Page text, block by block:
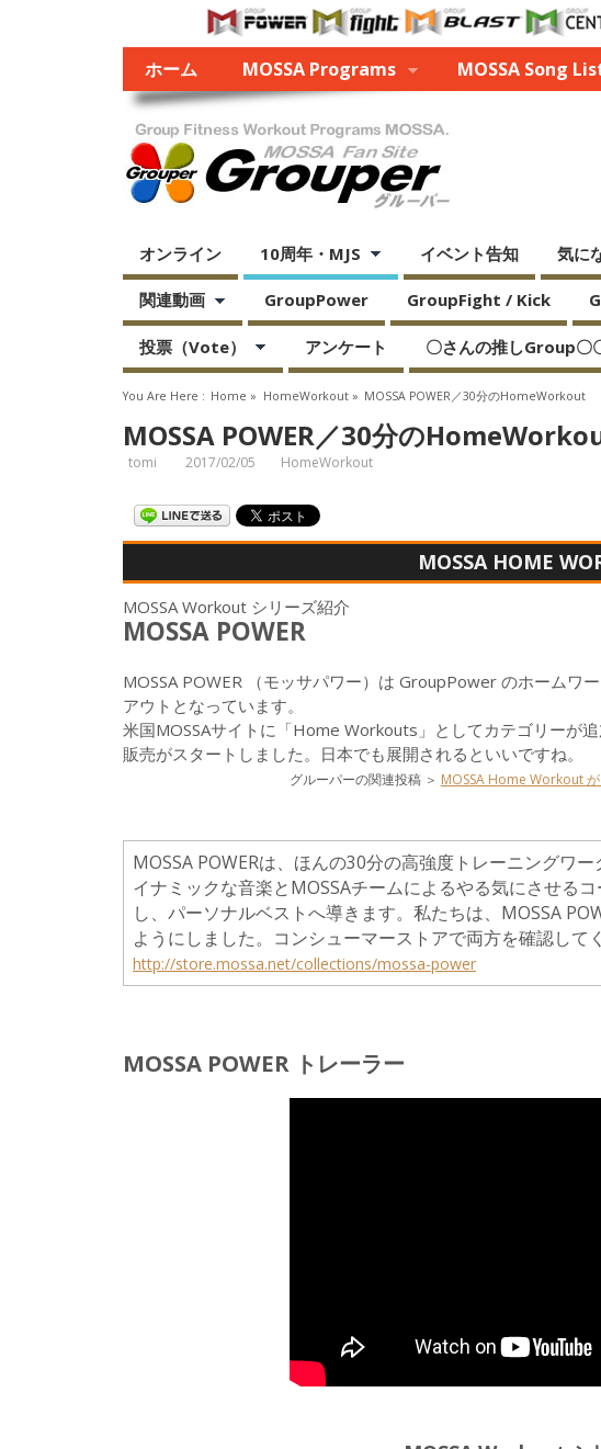
ホーム MOSSA Programs MOSSA Song
オンライン 10周年・MJS イベント告知 気に
関連動画 GroupPower GroupFight / Kick
投票（Vote） アンケート 〇さんの推しGroup〇
You Are Here : Home » HomeWorkout» MOSSA POWER／30分のHomeWorkout
MOSSA POWER／30分の
tomi 2017/02/05 HomeWorkout
MOSSA HOME
MOSSA Workout シリーズ紹介
MOSSA POWER
MOSSA POWER （モッサパワー）は GroupPower のホームワ
アウトとなっています。
米国MOSSAサイトに「Home Workouts」としてカテゴリーが
販売がスタートしました。日本でも展開されるといいですね。
グルーパーの関連投稿 ＞ MOSSA Home Workout
MOSSA POWERは、ほんの30分の高強度トレーニングワ
イナミックな音楽とMOSSAチームによるやる気にさせる
し、パーソナルベストへ導きます。私たちは、MOSSA
ようにしました。コンシューマーストアで両方を確認して
http://store.mossa.net/collections/mossa-power
MOSSA POWER トレーラー